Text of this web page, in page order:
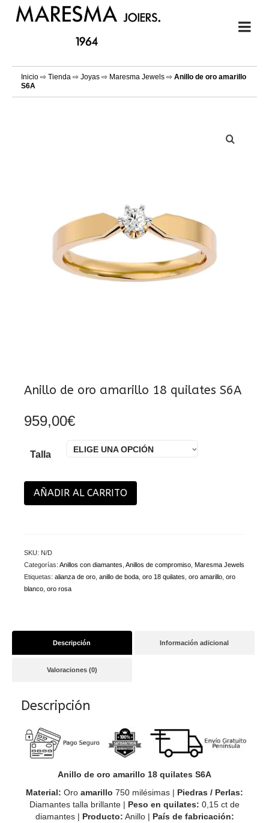
Inicio ⇨ Tienda ⇨ Joyas ⇨ Maresma Jewels ⇨ Anillo de oro amarillo
S6A
Anillo de oro amarillo 18 quilates S6A
959,00€
Talla ELIGE UNA OPCIÓN
AÑADIR AL CARRITO
SKU: N/D
Categorías: Anillos con diamantes Anillos de compromiso Maresma Jewels
Etiquetas: alianza de oro anillo de boda oro 18 quilates oro amarillo oro
blanco oro rosa
Descripción Información adicional
Valoraciones (0)
Descripción
Anillo de oro amarillo 18 quilates S6A
Material: Oro amarillo 750 milésimas | Piedras / Perlas:
Diamantes talla brillante | Peso en quilates: 0,15 ct de
diamantes | Producto: Anillo | País de fabricación: